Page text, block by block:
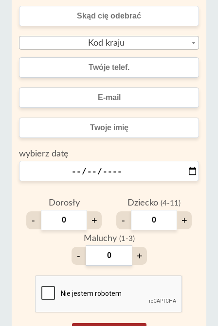
Kod kraju
wybierz datę
Dorosły
- +
Dziecko (4-11)
- +
Maluchy (1-3)
- +